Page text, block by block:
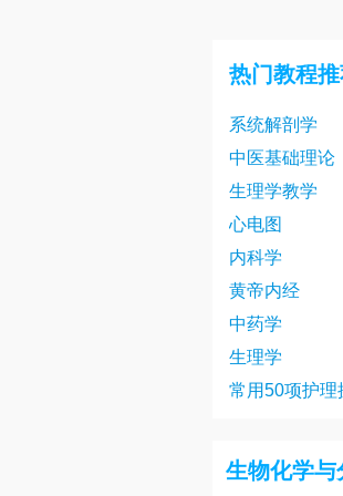
生物化学与
生物化学与
生物化学与
生物化学与
生物化学与
生物化学与
生物化学与
生物化学与
热门教程
系统解剖学
中医基础理论
生理学教学
心电图
内科学
黄帝内经
中药学
生理学
常用50项护理
生物化学与